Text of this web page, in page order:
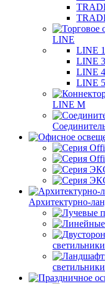
LINE
LINE
LINE
LINE
LINE
LINE M
Архитектурно-
светильники
светильники